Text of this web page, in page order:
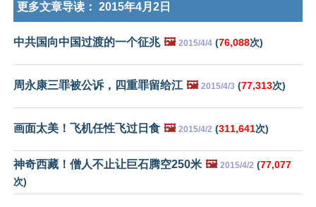
更多文章导读： 2015年4月2日
中共国向中国过渡的一个征兆 🖼️ 2015/4/4 (76,088次)
周永康三罪被公诉，四重罪留给江 🖼️ 2015/4/3 (77,313次)
画面太美！飞机任性飞过日食 🖼️ 2015/4/2 (311,641次)
神奇西藏！僧人不止让巨石腾空250米 🖼️ 2015/4/2 (77,077
次)